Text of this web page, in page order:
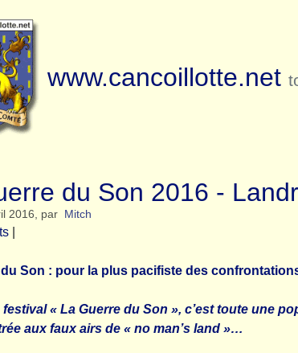
www.cancoillotte.net
du Son 2016 -
2016, par Mitch
du Son : pour la plus pacifiste des
festival « La Guerre du Son », c’est toute une
aux faux airs de « no man’s land »…